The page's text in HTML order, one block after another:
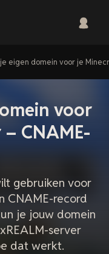
eigen domein voor je
voor
CNAME-
gebruiken voor
CNAME-record
je jouw domein
server
dat werkt.